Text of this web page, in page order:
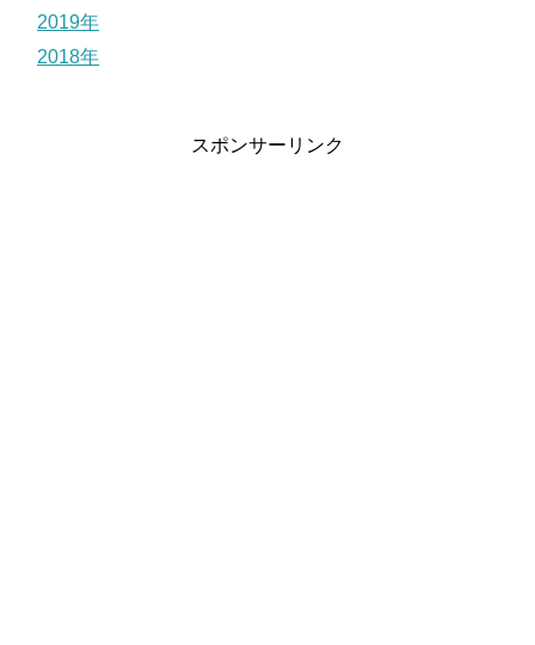
2019年
2018年
スポンサーリンク